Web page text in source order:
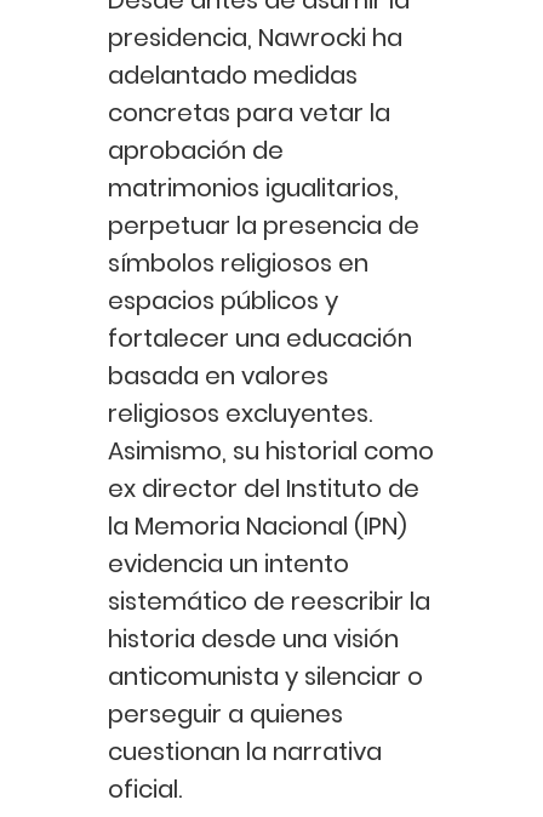
presidencia, Nawrocki ha
adelantado medidas
concretas para vetar la
aprobación de
matrimonios igualitarios,
perpetuar la presencia de
símbolos religiosos en
espacios públicos y
fortalecer una educación
basada en valores
religiosos excluyentes.
Asimismo, su historial como
ex director del Instituto de
la Memoria Nacional (IPN)
evidencia un intento
sistemático de reescribir la
historia desde una visión
anticomunista y silenciar o
perseguir a quienes
cuestionan la narrativa
oficial.